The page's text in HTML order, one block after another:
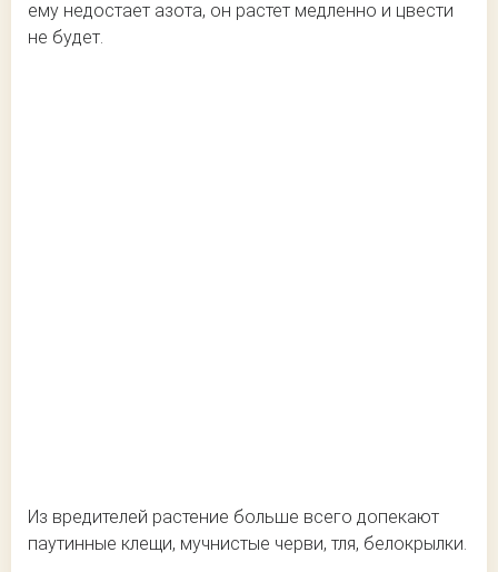
ему недостает азота, он растет медленно и цвести
не будет.
Из вредителей растение больше всего допекают
паутинные клещи, мучнистые черви, тля, белокрылки.